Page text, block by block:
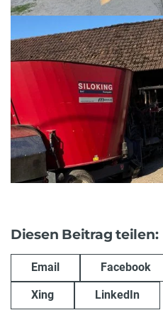
Diesen Beitrag teilen:
Email Facebook
Xing LinkedIn